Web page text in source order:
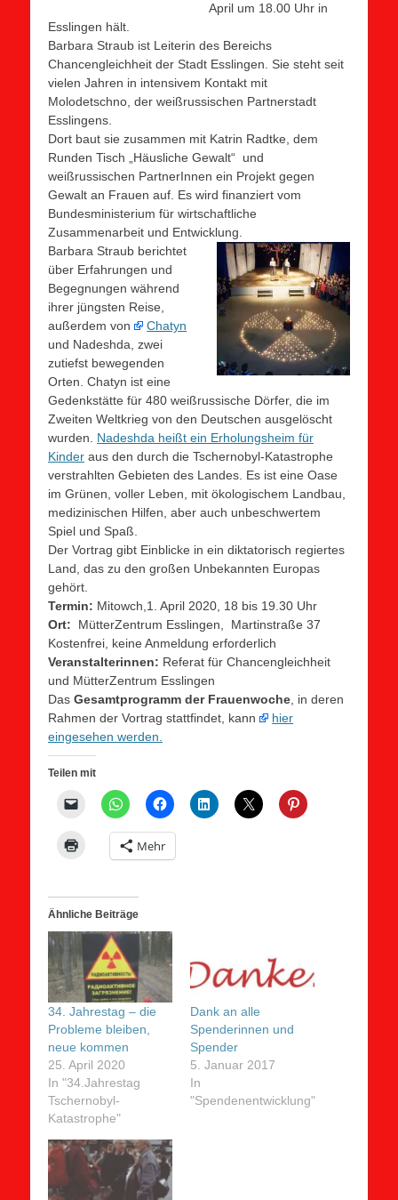
April um 18.00 Uhr in
Esslingen hält.
Barbara Straub ist Leiterin des Bereichs
Chancengleichheit der Stadt Esslingen. Sie steht seit
vielen Jahren in intensivem Kontakt mit
Molodetschno, der weißrussischen Partnerstadt
Esslingens.
Dort baut sie zusammen mit Katrin Radtke, dem
Runden Tisch „Häusliche Gewalt“ und
weißrussischen PartnerInnen ein Projekt gegen
Gewalt an Frauen auf. Es wird finanziert vom
Bundesministerium für wirtschaftliche
Zusammenarbeit und Entwicklung.
Barbara Straub berichtet
über Erfahrungen und
Begegnungen während
ihrer jüngsten Reise,
außerdem von
Chatyn
und Nadeshda, zwei
zutiefst bewegenden
Orten. Chatyn ist eine
Gedenkstätte für 480 weißrussische Dörfer, die im
Zweiten Weltkrieg von den Deutschen ausgelöscht
wurden. Nadeshda heißt ein Erholungsheim für
Kinder aus den durch die Tschernobyl-Katastrophe
verstrahlten Gebieten des Landes. Es ist eine Oase
im Grünen, voller Leben, mit ökologischem Landbau,
medizinischen Hilfen, aber auch unbeschwertem
Spiel und Spaß.
Der Vortrag gibt Einblicke in ein diktatorisch regiertes
Land, das zu den großen Unbekannten Europas
gehört.
Termin: Mitowch,1. April 2020, 18 bis 19.30 Uhr
Ort: MütterZentrum Esslingen, Martinstraße 37
Kostenfrei, keine Anmeldung erforderlich
Veranstalterinnen: Referat für Chancengleichheit
und MütterZentrum Esslingen
Das Gesamtprogramm der Frauenwoche, in deren
Rahmen der Vortrag stattfindet, kann
hier
eingesehen werden.
Teilen mit
Mehr
Ähnliche Beiträge
34. Jahrestag – die
Probleme bleiben,
neue kommen
25. April 2020
In "34.Jahrestag
Tschernobyl-
Katastrophe"
Dank an alle
Spenderinnen und
Spender
5. Januar 2017
In
"Spendenentwicklung"